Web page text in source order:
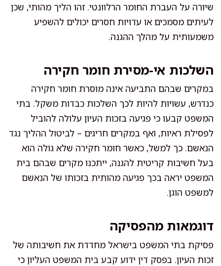
שיורה על העברת החומר הרלוונטי. זהו הליך מהותי, שכן
לעיתים מסמכים או עדויות חסרים יכולים להשפיע
משמעותית על מהלך ההגנה.
השלכות אי-מסירת חומר חקירה
במקרים שבהם התביעה אינה מוסרת חומר חקירה
כנדרש, עשויות להיות לכך השלכות כבדות משקל. בתי
המשפט קבעו כי פגיעה בזכות העיון עלולה להוביל
לפסילת ראיות, ואף במקרים חריגים – לביטול ההליך נגד
הנאשם. כך למשל, כאשר חומר חקירה שלא גולה הוא
בעל חשיבות קריטית להגנה, ייתכנו מקרים שבהם בית
המשפט יראה בכך פגיעה מהותית בזכותו של הנאשם
למשפט הוגן.
דוגמאות מהפסיקה
פסיקת בתי המשפט בישראל מחדדת את חשיבותה של
זכות העיון. בפסק דין ידוע קבע בית המשפט העליון כי